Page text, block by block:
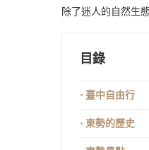
除了迷人的自然生
目錄
◦ 臺中自由行
◦ 東勢的歷史